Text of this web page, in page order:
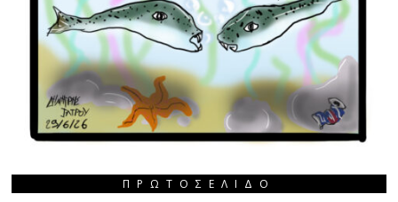
ΠΡΩΤΟΣΈΛΙΔΟ